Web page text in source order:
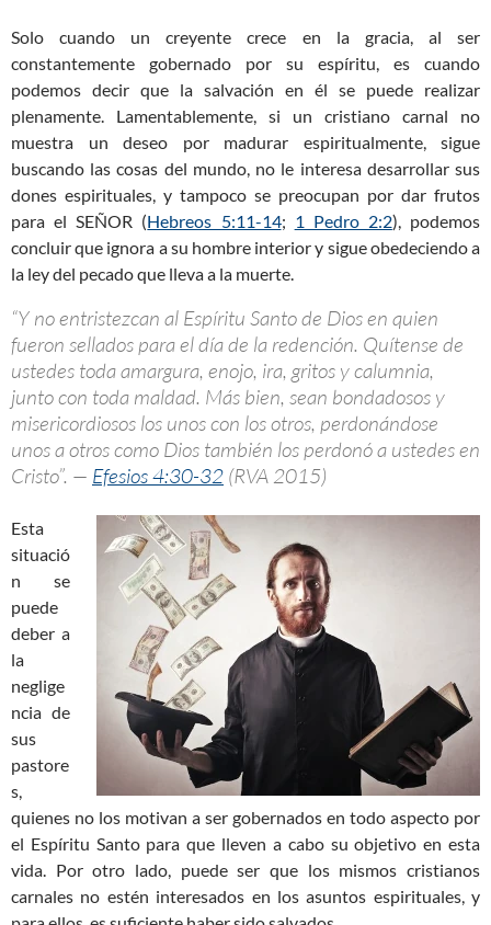
Solo cuando un creyente crece en la gracia, al ser
constantemente gobernado por su espíritu, es cuando
podemos decir que la salvación en él se puede realizar
plenamente. Lamentablemente, si un cristiano carnal no
muestra un deseo por madurar espiritualmente, sigue
buscando las cosas del mundo, no le interesa desarrollar sus
dones espirituales, y tampoco se preocupan por dar frutos
para el SEÑOR (Hebreos 5:11-14; 1 Pedro 2:2), podemos
concluir que ignora a su hombre interior y sigue obedeciendo a
la ley del pecado que lleva a la muerte.
“Y no entristezcan al Espíritu Santo de Dios en quien
fueron sellados para el día de la redención. Quítense de
ustedes toda amargura, enojo, ira, gritos y calumnia,
junto con toda maldad. Más bien, sean bondadosos y
misericordiosos los unos con los otros, perdonándose
unos a otros como Dios también los perdonó a ustedes en
Cristo”. — Efesios 4:30-32 (RVA 2015)
Esta
situació
n se
puede
deber a
la
neglige
ncia de
sus
pastore
s,
quienes no los motivan a ser gobernados en todo aspecto por
el Espíritu Santo para que lleven a cabo su objetivo en esta
vida. Por otro lado, puede ser que los mismos cristianos
carnales no estén interesados en los asuntos espirituales, y